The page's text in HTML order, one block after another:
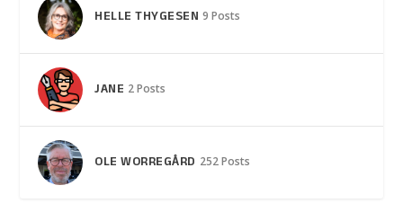
HELLE THYGESEN 9 Posts
JANE 2 Posts
OLE WORREGÅRD 252 Posts